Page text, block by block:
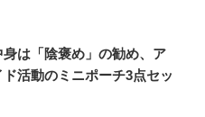
は「陰褒め」の勧め、ア
活動のミニポーチ3点セッ